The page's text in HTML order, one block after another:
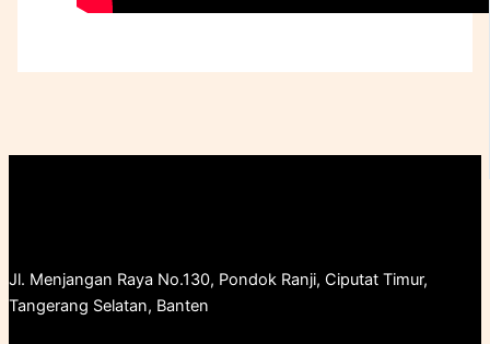
Jl. Menjangan Raya No.130, Pondok Ranji, Ciputat Timur,
Tangerang Selatan, Banten